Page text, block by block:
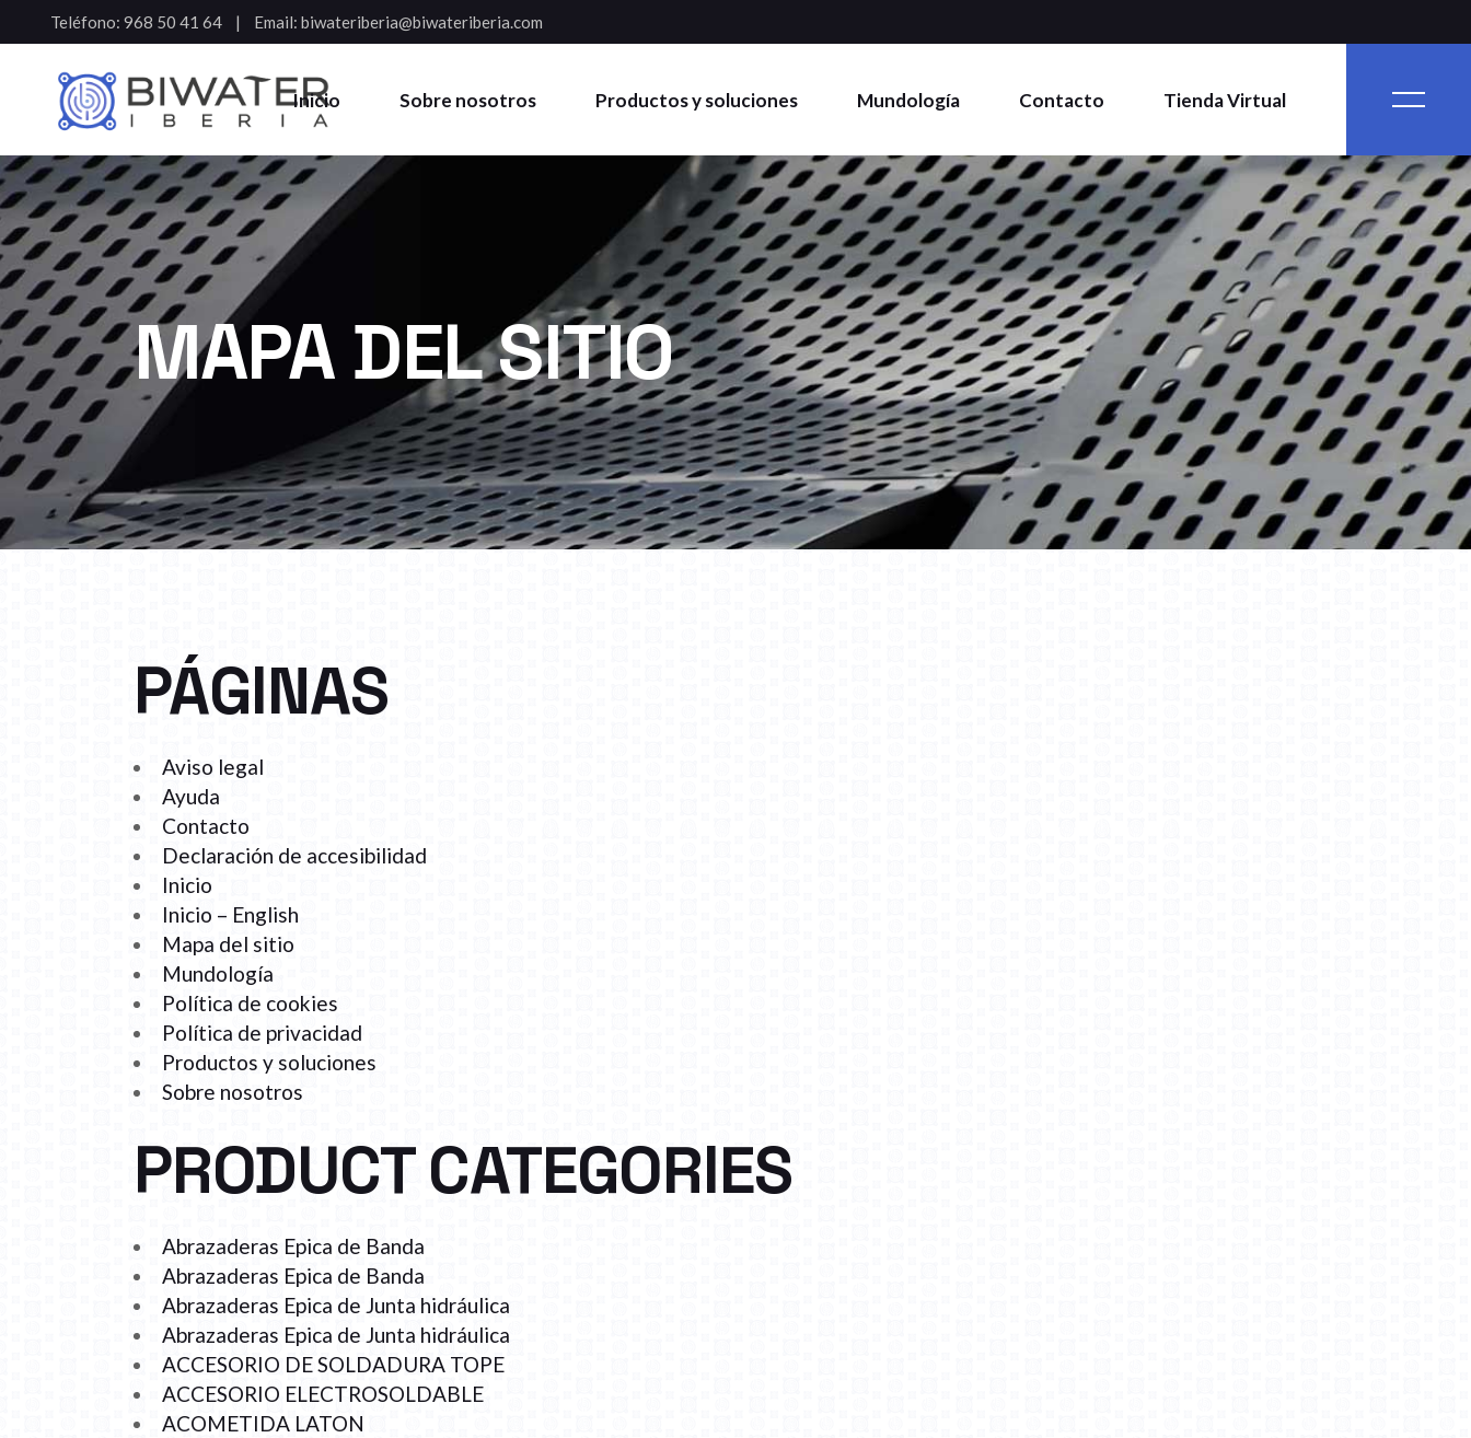
Teléfono: 968 50 41 64 Email: biwateriberia@biwateriberia.com
Inicio Sobre nosotros Productos y soluciones Mundología Contacto Tienda Virtual
MAPA DEL SITIO
PÁGINAS
Aviso legal
Ayuda
Contacto
Declaración de accesibilidad
Inicio
Inicio – English
Mapa del sitio
Mundología
Política de cookies
Política de privacidad
Productos y soluciones
Sobre nosotros
PRODUCT CATEGORIES
Abrazaderas Epica de Banda
Abrazaderas Epica de Banda
Abrazaderas Epica de Junta hidráulica
Abrazaderas Epica de Junta hidráulica
ACCESORIO DE SOLDADURA TOPE
ACCESORIO ELECTROSOLDABLE
ACOMETIDA LATON